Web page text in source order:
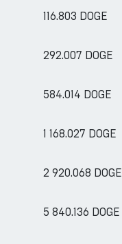
116.803 DOGE
292.007 DOGE
584.014 DOGE
1 168.027 DOGE
2 920.068 DOGE
5 840.136 DOGE